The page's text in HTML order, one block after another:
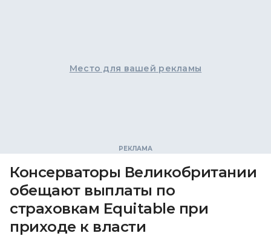
Место для вашей рекламы
Консерваторы Великобритании
обещают выплаты по
страховкам Equitable при
приходе к власти